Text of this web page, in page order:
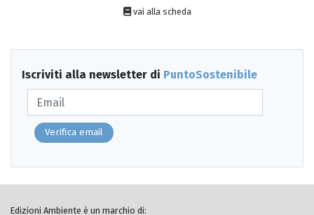
vai alla scheda
Iscriviti alla newsletter di PuntoSostenibile
Verifica email
Edizioni Ambiente è un marchio di: